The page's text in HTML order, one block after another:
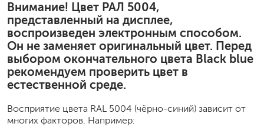
Внимание! Цвет РАЛ 5004,
представленный на дисплее,
воспроизведен электронным способом.
Он не заменяет оригинальный цвет. Перед
выбором окончательного цвета Black blue
рекомендуем проверить цвет в
естественной среде.
Восприятие цвета RAL 5004 (чёрно-синий) зависит от
многих факторов. Например: